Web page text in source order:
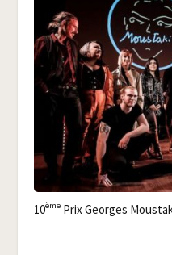
10ème Prix Georges